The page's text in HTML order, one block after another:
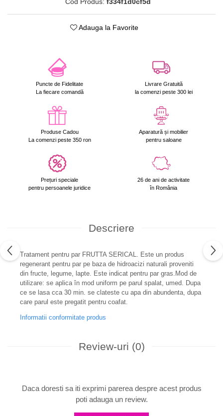
Cod Produs: f334f1d0cf5d
Adauga la Favorite
Puncte de Fidelitate
La fiecare comandă
Livrare Gratuită
la comenzi peste 300 lei
Produse Cadou
La comenzi peste 350 ron
Aparatură și mobilier
pentru saloane
Prețuri speciale
pentru persoanele juridice
26 de ani de activitate
în România
Descriere
Tratament pentru par FRUTTA SERICAL. Este un produs
regenerant pentru par pe baza de hidroacizi naturali proveniti
din fructe, legume, lapte. Este indicat pentru par gras.Mod de
utilizare: se aplica în mod uniform pe parul spalat, umed. Dupa
ce se lasa cca 30 min. se clateste cu apa din abundenta, dupa
care parul este pregatit pentru coafat.
Informatii conformitate produs
Review-uri (0)
Daca doresti sa iti exprimi parerea despre acest produs
poti adauga un review.